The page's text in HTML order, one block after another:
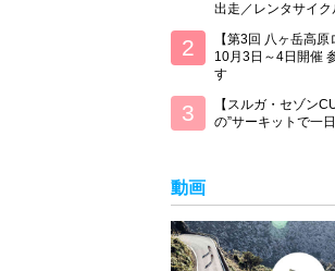
出走／レンタサイク
【第3回 八ヶ岳高原
10月3日～4日開催
す
【スルガ・セゾン
の”サーキットで一
動画